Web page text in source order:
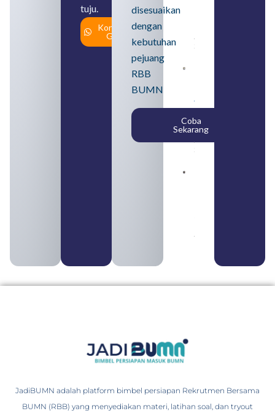
tuju.
Konsultasi
Gratis
disesuaikan
dengan
kebutuhan
pejuang
RBB
BUMN
Coba
Sekarang
August 5,
yang
Tergabung
dalam
Himbara
August 4,
August 3, 2026
JadiBUMN adalah platform bimbel persiapan Rekrutmen Bersama
BUMN (RBB) yang menyediakan materi, latihan soal, dan tryout